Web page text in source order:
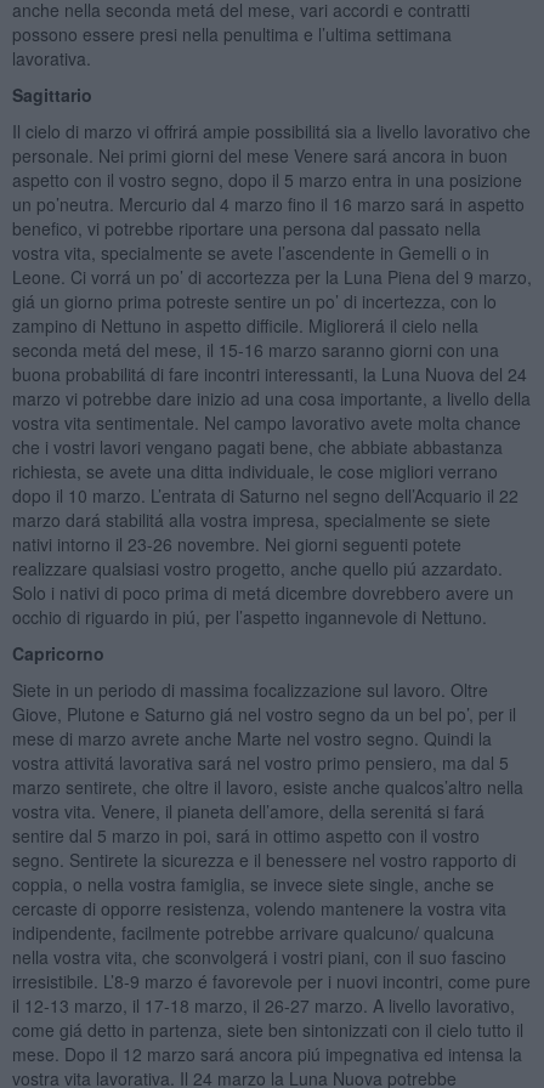
anche nella seconda metá del mese, vari accordi e contratti
possono essere presi nella penultima e l’ultima settimana
lavorativa.
Sagittario
Il cielo di marzo vi offrirá ampie possibilitá sia a livello lavorativo che
personale. Nei primi giorni del mese Venere sará ancora in buon
aspetto con il vostro segno, dopo il 5 marzo entra in una posizione
un po’neutra. Mercurio dal 4 marzo fino il 16 marzo sará in aspetto
benefico, vi potrebbe riportare una persona dal passato nella
vostra vita, specialmente se avete l’ascendente in Gemelli o in
Leone. Ci vorrá un po’ di accortezza per la Luna Piena del 9 marzo,
giá un giorno prima potreste sentire un po’ di incertezza, con lo
zampino di Nettuno in aspetto difficile. Migliorerá il cielo nella
seconda metá del mese, il 15-16 marzo saranno giorni con una
buona probabilitá di fare incontri interessanti, la Luna Nuova del 24
marzo vi potrebbe dare inizio ad una cosa importante, a livello della
vostra vita sentimentale. Nel campo lavorativo avete molta chance
che i vostri lavori vengano pagati bene, che abbiate abbastanza
richiesta, se avete una ditta individuale, le cose migliori verrano
dopo il 10 marzo. L’entrata di Saturno nel segno dell’Acquario il 22
marzo dará stabilitá alla vostra impresa, specialmente se siete
nativi intorno il 23-26 novembre. Nei giorni seguenti potete
realizzare qualsiasi vostro progetto, anche quello piú azzardato.
Solo i nativi di poco prima di metá dicembre dovrebbero avere un
occhio di riguardo in piú, per l’aspetto ingannevole di Nettuno.
Capricorno
Siete in un periodo di massima focalizzazione sul lavoro. Oltre
Giove, Plutone e Saturno giá nel vostro segno da un bel po’, per il
mese di marzo avrete anche Marte nel vostro segno. Quindi la
vostra attivitá lavorativa sará nel vostro primo pensiero, ma dal 5
marzo sentirete, che oltre il lavoro, esiste anche qualcos’altro nella
vostra vita. Venere, il pianeta dell’amore, della serenitá si fará
sentire dal 5 marzo in poi, sará in ottimo aspetto con il vostro
segno. Sentirete la sicurezza e il benessere nel vostro rapporto di
coppia, o nella vostra famiglia, se invece siete single, anche se
cercaste di opporre resistenza, volendo mantenere la vostra vita
indipendente, facilmente potrebbe arrivare qualcuno/ qualcuna
nella vostra vita, che sconvolgerá i vostri piani, con il suo fascino
irresistibile. L’8-9 marzo é favorevole per i nuovi incontri, come pure
il 12-13 marzo, il 17-18 marzo, il 26-27 marzo. A livello lavorativo,
come giá detto in partenza, siete ben sintonizzati con il cielo tutto il
mese. Dopo il 12 marzo sará ancora piú impegnativa ed intensa la
vostra vita lavorativa. Il 24 marzo la Luna Nuova potrebbe